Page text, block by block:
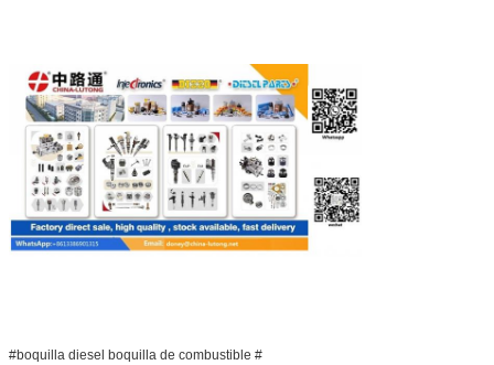
#boquilla diesel boquilla de combustible #